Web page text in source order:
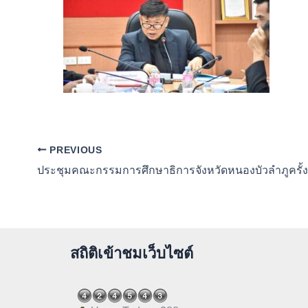
PREVIOUS
ประชุมคณะกรรมการศึกษาธิการจังหวัดหนองบัวลำภูครั้ง
สถิติเข้าชมเว็บไซต์